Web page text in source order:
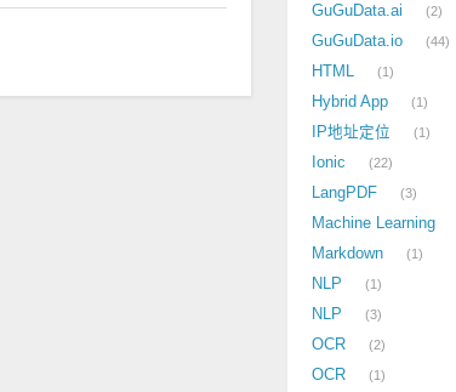
GuGuData.ai 2
GuGuData.io 44
HTML 1
Hybrid App 1
IP地址定位 1
Ionic 22
LangPDF 3
Machine Learning
Markdown 1
NLP 1
NLP 3
OCR 2
OCR 1